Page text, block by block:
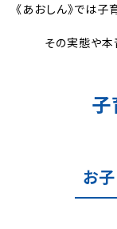
《あおしん》では
その実態や本
子
お